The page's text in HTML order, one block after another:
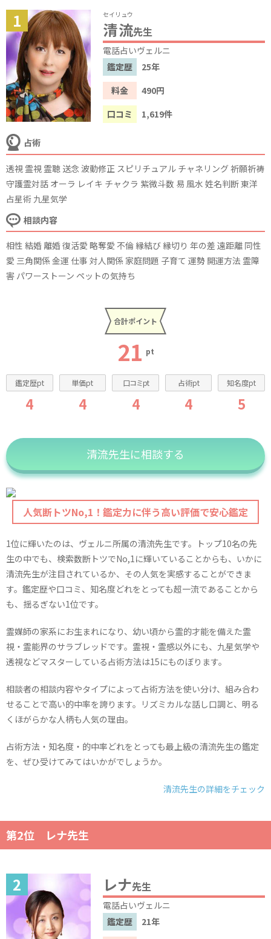
清流
セイリュウ
先生
電話占いヴェルニ
鑑定歴
25年
料金
490円
口コミ
1,619件
占術
透視 霊視 霊聴 送念 波動修正 スピリチュアル チャネリング 祈願祈祷
守護霊対話 オーラ レイキ チャクラ 紫微斗数 易 風水 姓名判断 東洋
占星術 九星気学
相談内容
相性 結婚 離婚 復活愛 略奪愛 不倫 縁結び 縁切り 年の差 遠距離 同性
愛 三角関係 金運 仕事 対人関係 家庭問題 子育て 運勢 開運方法 霊障
害 パワーストーン ペットの気持ち
合計ポイント
21 pt
鑑定歴pt
4
単価pt
4
口コミpt
4
占術pt
4
知名度pt
5
清流先生に相談する
人気断トツNo,1！鑑定力に伴う高い評価で安心鑑定
1位に輝いたのは、ヴェルニ所属の清流先生です。トップ10名の先
生の中でも、検索数断トツでNo,1に輝いていることからも、いかに
清流先生が注目されているか、その人気を実感することができま
す。鑑定歴や口コミ、知名度どれをとっても超一流であることから
も、揺るぎない1位です。
霊媒師の家系にお生まれになり、幼い頃から霊的才能を備えた霊
視・霊能界のサラブレッドです。霊視・霊感以外にも、九星気学や
透視などマスターしている占術方法は15にものぼります。
相談者の相談内容やタイプによって占術方法を使い分け、組み合わ
せることで高い的中率を誇ります。リズミカルな話し口調と、明る
くほがらかな人柄も人気の理由。
占術方法・知名度・的中率どれをとっても最上級の清流先生の鑑定
を、ぜひ受けてみてはいかがでしょうか。
清流先生の詳細をチェック
第2位 レナ先生
レナ先生
電話占いヴェルニ
鑑定歴
21年